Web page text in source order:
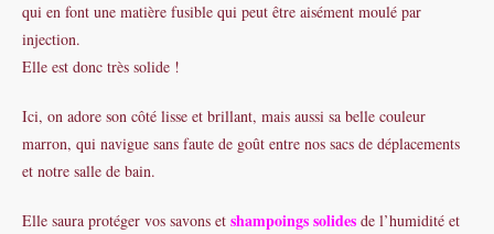
qui en font une matière fusible qui peut être aisément moulé par
injection.
Elle est donc très solide !
Ici, on adore son côté lisse et brillant, mais aussi sa belle couleur
marron, qui navigue sans faute de goût entre nos sacs de déplacements
et notre salle de bain.
Elle saura protéger vos savons et shampoings solides de l’humidité et